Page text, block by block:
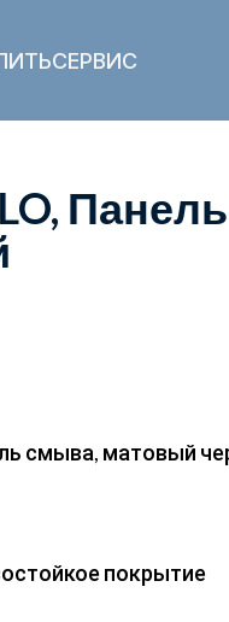
СЕРВИС
смыва, матовый
покрытие